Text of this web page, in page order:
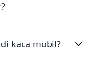
kaca mobil?